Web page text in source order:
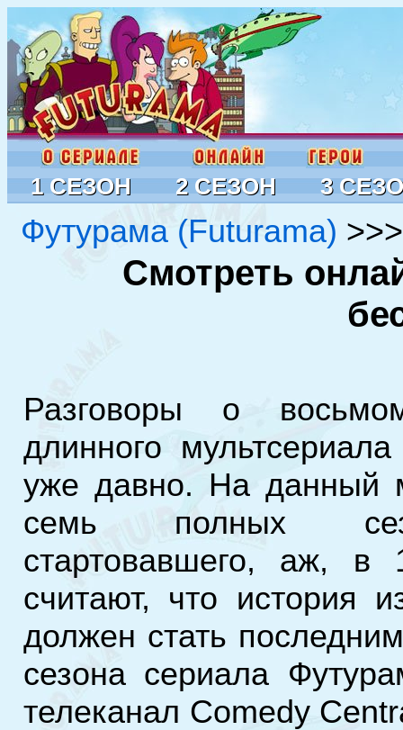
1 СЕЗОН 2 СЕЗОН 3
Футурама (Futurama)
Смотреть
Разговоры о
длинного
уже давно. На данный
семь полных
стартовавшего, аж, в
считают, что история
должен стать
сезона сериала
телеканал Comedy